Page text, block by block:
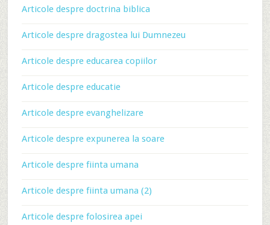
Articole despre doctrina biblica
Articole despre dragostea lui Dumnezeu
Articole despre educarea copiilor
Articole despre educatie
Articole despre evanghelizare
Articole despre expunerea la soare
Articole despre fiinta umana
Articole despre fiinta umana (2)
Articole despre folosirea apei